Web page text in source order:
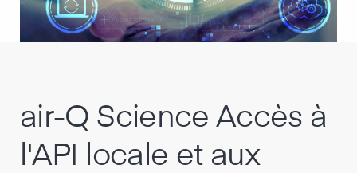
air-Q Science Accès à
l'API locale et aux